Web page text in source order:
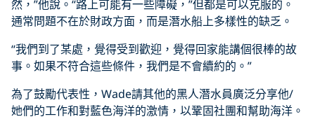
然，”他說。“路上可能有一些障礙，”但都是可以克服的。
通常問題不在於財政方面，而是潛水船上多樣性的缺乏。
“我們到了某處，覺得受到歡迎，覺得回家能講個很棒的故
事。如果不符合這些條件，我們是不會續約的。”
為了鼓勵代表性，Wade請其他的黑人潛水員廣泛分享他/
她們的工作和對藍色海洋的激情，以鞏固社團和幫助海洋。